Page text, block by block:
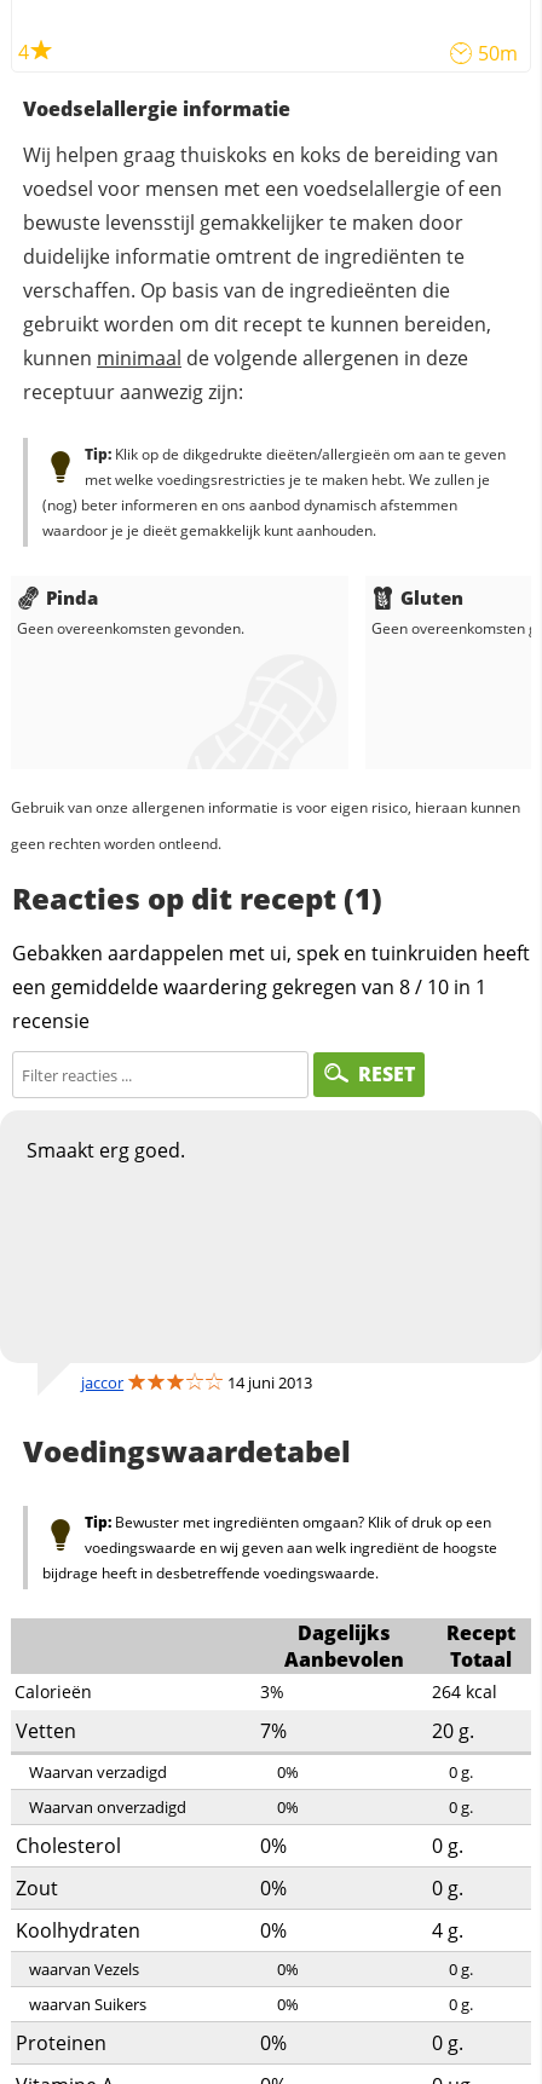
4 50m
Voedselallergie informatie
Wij helpen graag thuiskoks en koks de bereiding van
voedsel voor mensen met een voedselallergie of een
bewuste levensstijl gemakkelijker te maken door
duidelijke informatie omtrent de ingrediënten te
verschaffen. Op basis van de ingredieënten die
gebruikt worden om dit recept te kunnen bereiden,
kunnen minimaal de volgende allergenen in deze
receptuur aanwezig zijn:
Tip:Klik op de dikgedrukte dieëten/allergieën om aan te geven
met welke voedingsrestricties je te maken hebt. We zullen je
(nog) beter informeren en ons aanbod dynamisch afstemmen
waardoor je je dieët gemakkelijk kunt aanhouden.
Pinda
Geen overeenkomsten gevonden.
Gluten
Geen overeenkomsten
Gebruik van onze allergenen informatie is voor eigen risico, hieraan kunnen
geen rechten worden ontleend.
Reacties op dit recept (1)
Gebakken aardappelen met ui, spek en tuinkruiden heeft
een gemiddelde waardering gekregen van 8/ 10 in 1
recensie
RESET
Smaakt erg goed.
jaccor 14 juni 2013
Voedingswaardetabel
Tip:Bewuster met ingrediënten omgaan? Klik of druk op een
voedingswaarde en wij geven aan welk ingrediënt de hoogste
bijdrage heeft in desbetreffende voedingswaarde.
Dagelijks
Aanbevolen
Recept
Totaal
Calorieën 3% 264 kcal
Vetten 7% 20 g.
Waarvan verzadigd 0% 0g.
Waarvan onverzadigd
0% 0g.
Cholesterol 0% 0 g.
Zout
0% 0 g.
Koolhydraten
0% 4 g.
waarvan Vezels 0% 0g.
waarvan Suikers
0% 0g.
Proteinen 0% 0 g.